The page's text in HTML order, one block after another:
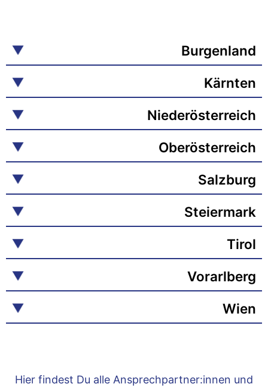
Burgenland
Kärnten
Niederösterreich
Oberösterreich
Salzburg
Steiermark
Tirol
Vorarlberg
Wien
Hier findest Du alle Ansprechpartner:innen und